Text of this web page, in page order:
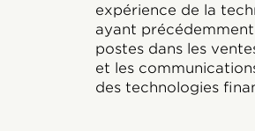
expérience de la
ayant
postes dans les
et les
des technologies